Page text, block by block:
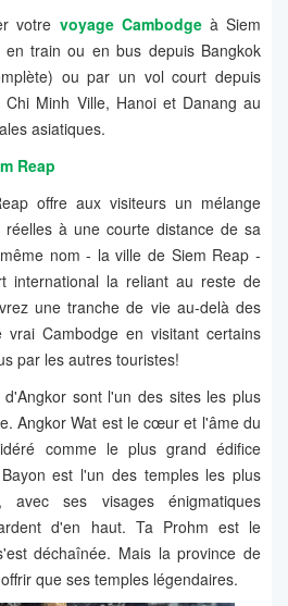
votre voyage Cambodgeà Siem
train ou en bus depuis Bangkok
ou par un vol court depuis
Chi Minh Ville, Hanoi et Danang au
asiatiques.
Reap
offre aux visiteurs un mélange
réelles à une courte distance de sa
nom - la ville de Siem Reap -
international la reliant au reste de
une tranche de vie au-delà des
Cambodge en visitant certains
par les autres touristes!
sont l'un des sites les plus
Angkor Wat est le cœur et l'âme du
comme le plus grand édifice
est l'un des temples les plus
avec ses visages énigmatiques
d'en haut. Ta Prohm est le
déchaînée. Mais la province de
que ses temples légendaires.